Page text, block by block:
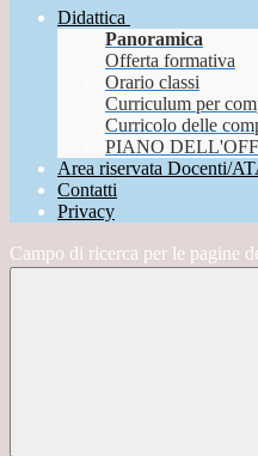
Didattica
Panoramica
Offerta formativa
Orario classi
Curriculum per
Curricolo delle
PIANO
Area riservata Docenti/
Contatti
Privacy
Campo di ricerca per le pagine